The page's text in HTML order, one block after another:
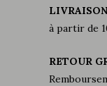
à partir de
RETOUR